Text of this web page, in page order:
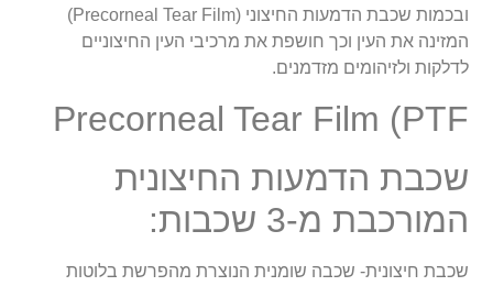
ובכמות שכבת הדמעות החיצוני (Precorneal Tear Film)
המזינה את העין וכך חושפת את מרכיבי העין החיצוניים
לדלקות ולזיהומים מזדמנים.
Precorneal Tear Film (PTF
שכבת הדמעות החיצונית
המורכבת מ-3 שכבות:
שכבת חיצונית- שכבה שומנית הנוצרת מהפרשת בלוטות